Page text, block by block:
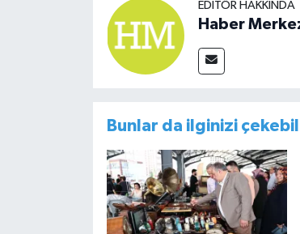
EDITÖR HAKKINDA
Haber
Bunlar da ilginizi